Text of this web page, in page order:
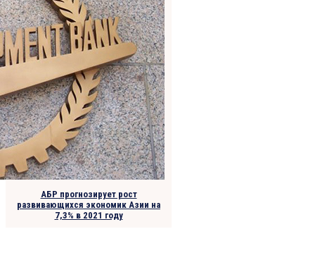
АБР прогнозирует рост
развивающихся экономик Азии на
7,3% в 2021 году